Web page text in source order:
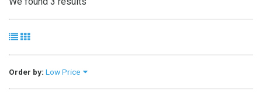
Order by: Low Price